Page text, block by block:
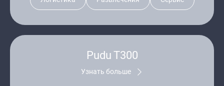
Pudu T300
Узнать больше